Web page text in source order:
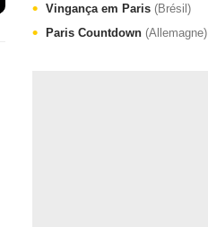
Vingança em Paris (Brésil)
Paris Countdown (Allemagne)